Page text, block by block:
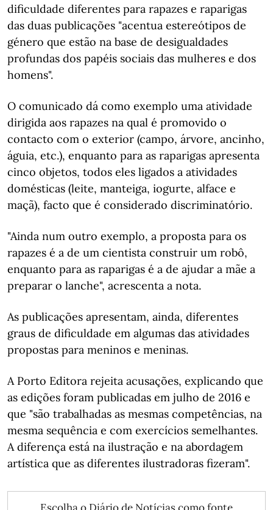
dificuldade diferentes para rapazes e raparigas
das duas publicações "acentua estereótipos de
género que estão na base de desigualdades
profundas dos papéis sociais das mulheres e dos
homens".
O comunicado dá como exemplo uma atividade
dirigida aos rapazes na qual é promovido o
contacto com o exterior (campo, árvore, ancinho,
águia, etc.), enquanto para as raparigas apresenta
cinco objetos, todos eles ligados a atividades
domésticas (leite, manteiga, iogurte, alface e
maçã), facto que é considerado discriminatório.
"Ainda num outro exemplo, a proposta para os
rapazes é a de um cientista construir um robô,
enquanto para as raparigas é a de ajudar a mãe a
preparar o lanche", acrescenta a nota.
As publicações apresentam, ainda, diferentes
graus de dificuldade em algumas das atividades
propostas para meninos e meninas.
A Porto Editora rejeita acusações, explicando que
as edições foram publicadas em julho de 2016 e
que "são trabalhadas as mesmas competências, na
mesma sequência e com exercícios semelhantes.
A diferença está na ilustração e na abordagem
artística que as diferentes ilustradoras fizeram".